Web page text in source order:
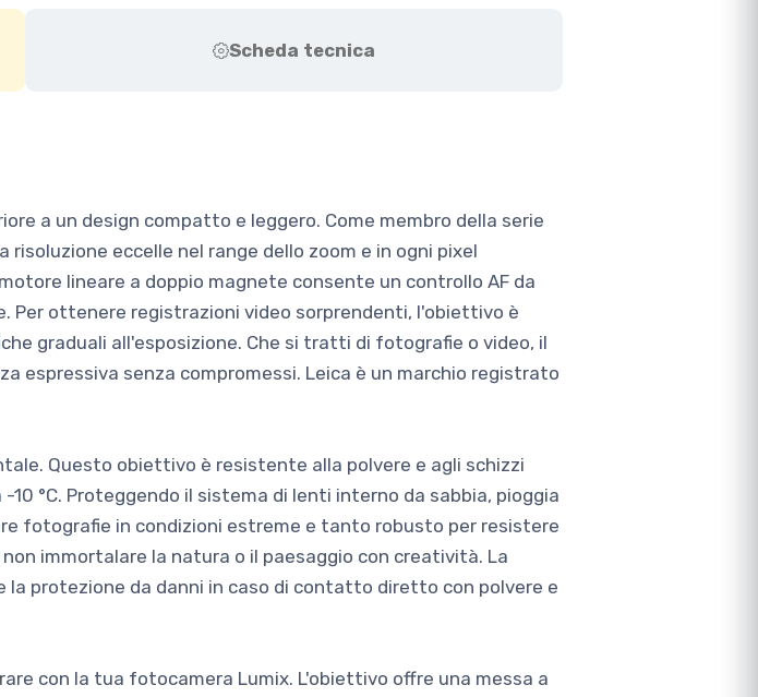
Scheda tecnica
a un design compatto e leggero. Come membro della serie
risoluzione eccelle nel range dello zoom e in ogni pixel
lineare a doppio magnete consente un controllo AF da
Per ottenere registrazioni video sorprendenti, l'obiettivo è
graduali all'esposizione. Che si tratti di fotografie o video, il
espressiva senza compromessi. Leica è un marchio registrato
Questo obiettivo è resistente alla polvere e agli schizzi
°C. Proteggendo il sistema di lenti interno da sabbia, pioggia
fotografie in condizioni estreme e tanto robusto per resistere
immortalare la natura o il paesaggio con creatività. La
protezione da danni in caso di contatto diretto con polvere e
con la tua fotocamera Lumix. L'obiettivo offre una messa a